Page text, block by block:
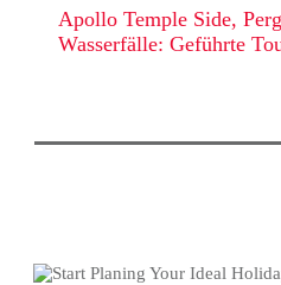
Apollo Temple Side,
Wasserfälle: Geführte